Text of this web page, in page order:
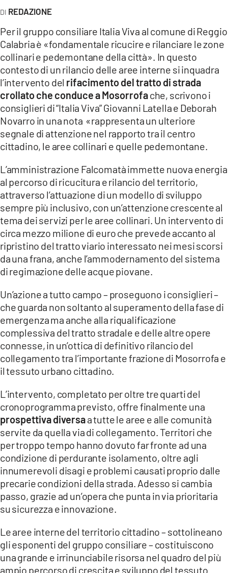
LAC ONAIR
LaC
Network
LACPLAY.IT
LACTV.IT
LACONAIR.IT
LACITYMAG.IT
COSENZACHANNEL.IT
ILVIBONESE.IT
CATANZAROCHANNEL.IT
LACAPITALENEWS.IT
App
ANDROID
APPLE
REDAZIONE
Per il gruppo consiliare Italia Viva al comune di Reggio
Calabria è «fondamentale ricucire e rilanciare le zone
collinari e pedemontane della città». In questo
contesto di un rilancio delle aree interne si inquadra
l’intervento del rifacimento del tratto di strada
crollato che conduce a Mosorrofache, scrivono i
consiglieri di “Italia Viva” Giovanni Latella e Deborah
Novarro in una nota «rappresenta un ulteriore
segnale di attenzione nel rapporto tra il centro
cittadino, le aree collinari e quelle pedemontane.
L’amministrazione Falcomatà immette nuova energia
al percorso di ricucitura e rilancio del territorio,
attraverso l’attuazione di un modello di sviluppo
sempre più inclusivo, con un’attenzione crescente al
tema dei servizi per le aree collinari. Un intervento di
circa mezzo milione di euro che prevede accanto al
ripristino del tratto viario interessato nei mesi scorsi
da una frana, anche l’ammodernamento del sistema
di regimazione delle acque piovane.
Un’azione a tutto campo – proseguono i consiglieri –
che guarda non soltanto al superamento della fase di
emergenza ma anche alla riqualificazione
complessiva del tratto stradale e delle altre opere
connesse, in un’ottica di definitivo rilancio del
collegamento tra l’importante frazione di Mosorrofa e
il tessuto urbano cittadino.
L’intervento, completato per oltre tre quarti del
cronoprogramma previsto, offre finalmente una
prospettiva diversaa tutte le aree e alle comunità
servite da quella via di collegamento. Territori che
per troppo tempo hanno dovuto far fronte ad una
condizione di perdurante isolamento, oltre agli
innumerevoli disagi e problemi causati proprio dalle
precarie condizioni della strada. Adesso si cambia
passo, grazie ad un’opera che punta in via prioritaria
su sicurezza e innovazione.
Le aree interne del territorio cittadino – sottolineano
gli esponenti del gruppo consiliare – costituiscono
una grande e irrinunciabile risorsa nel quadro del più
ampio percorso di crescita e sviluppo del tessuto